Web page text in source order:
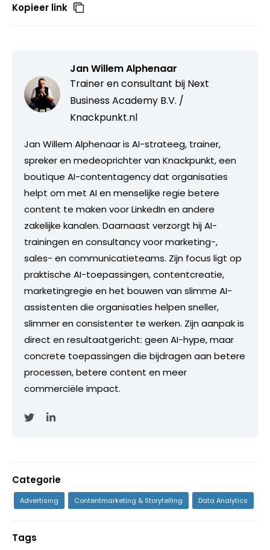
Kopieer link
Jan Willem Alphenaar
Trainer en consultant bij Next
Business Academy B.V. /
Knackpunkt.nl
Jan Willem Alphenaar is AI-strateeg, trainer,
spreker en medeoprichter van Knackpunkt, een
boutique AI-contentagency dat organisaties
helpt om met AI en menselijke regie betere
content te maken voor LinkedIn en andere
zakelijke kanalen. Daarnaast verzorgt hij AI-
trainingen en consultancy voor marketing-,
sales- en communicatieteams. Zijn focus ligt op
praktische AI-toepassingen, contentcreatie,
marketingregie en het bouwen van slimme AI-
assistenten die organisaties helpen sneller,
slimmer en consistenter te werken. Zijn aanpak is
direct en resultaatgericht: geen AI-hype, maar
concrete toepassingen die bijdragen aan betere
processen, betere content en meer
commerciële impact.
Categorie
Advertising Contentmarketing & Storytelling Data Analytics
Tags